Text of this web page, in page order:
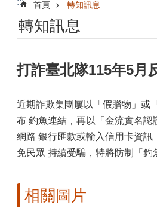
首頁 轉知訊息
轉知訊息
打詐臺北隊115年5月
近期詐欺集團屢以「假贈物」或
布 釣魚連結，再以「金流實名認
網路 銀行匯款或輸入信用卡資訊
免民眾 持續受騙，特將防制「釣
相關圖片